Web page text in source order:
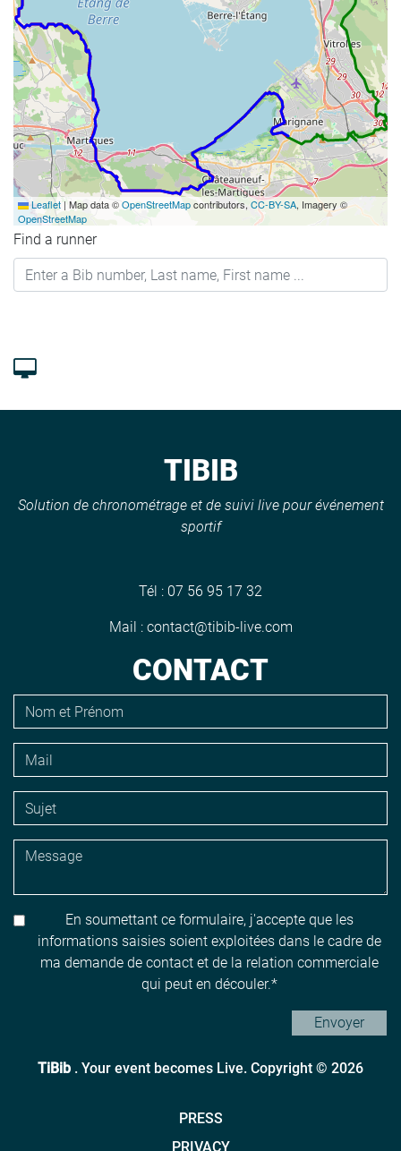
Leaflet | Map data ©OpenStreetMapcontributors, CC-BY-SA, Imagery ©
OpenStreetMap
Find a runner
TIBIB
Solution de chronométrage et de suivi live pour événement
sportif
Tél : 07 56 95 17 32
Mail : contact@tibib-live.com
CONTACT
En soumettant ce formulaire, j'accepte que les
informations saisies soient exploitées dans le cadre de
ma demande de contact et de la relation commerciale
qui peut en découler.
Envoyer
TiBib . Your event becomes Live. Copyright © 2026
PRESS
PRIVACY